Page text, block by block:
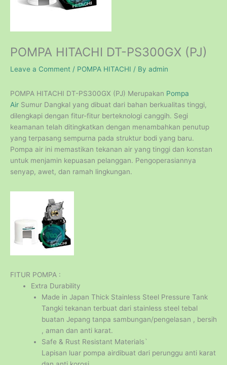
POMPA HITACHI DT-PS300GX (PJ)
Leave a Comment / POMPA HITACHI / By admin
POMPA HITACHI DT-PS300GX (PJ) Merupakan Pompa
Air Sumur Dangkal yang dibuat dari bahan berkualitas tinggi,
dilengkapi dengan fitur-fitur berteknologi canggih. Segi
keamanan telah ditingkatkan dengan menambahkan penutup
yang terpasang sempurna pada struktur bodi yang baru.
Pompa air ini memastikan tekanan air yang tinggi dan konstan
untuk menjamin kepuasan pelanggan. Pengoperasiannya
senyap, awet, dan ramah lingkungan.
FITUR POMPA :
Extra Durability
Made in Japan Thick Stainless Steel Pressure Tank
Tangki tekanan terbuat dari stainless steel tebal
buatan Jepang tanpa sambungan/pengelasan , bersih
, aman dan anti karat.
Safe & Rust Resistant Materials`
Lapisan luar pompa airdibuat dari perunggu anti karat